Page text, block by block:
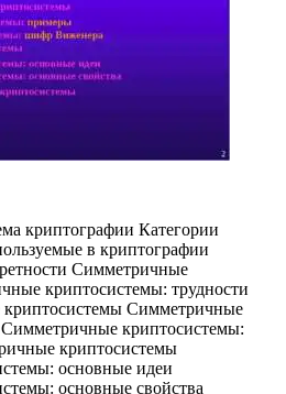
криптографии Категории
в криптографии
Симметричные
криптосистемы: трудности
Симметричные
криптосистемы:
криптосистемы
основные идеи
основные свойства